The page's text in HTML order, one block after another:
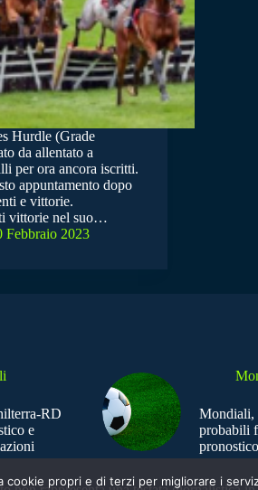
Hurdle (Grade
da allentato a
per ora ancora iscritti.
appuntamento dopo
e vittorie.
vittorie nel suo…
Febbraio 2023
RD
e
Mondiali,
probabili
pronostico
cookie propri e di terzi per migliorare i